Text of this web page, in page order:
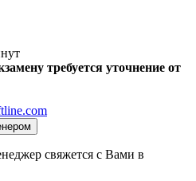
требуется уточнение от
свяжется с Вами в